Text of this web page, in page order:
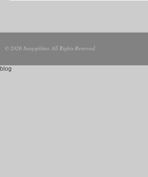
© 2026 Sargsplitter. All Rights Reserved.
blog